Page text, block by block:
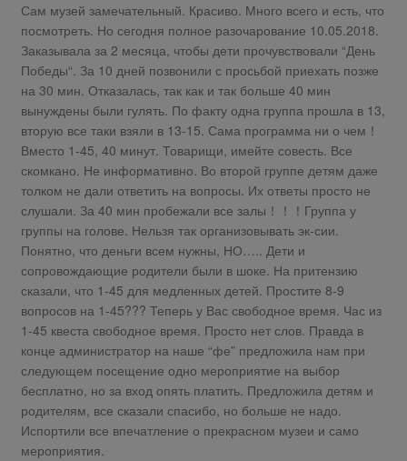
Сам музей замечательный. Красиво. Много всего и есть, что
посмотреть. Но сегодня полное разочарование 10.05.2018.
Заказывала за 2 месяца, чтобы дети прочувствовали “День
Победы“. За 10 дней позвонили с просьбой приехать позже
на 30 мин. Отказалась, так как и так больше 40 мин
вынуждены были гулять. По факту одна группа прошла в 13,
вторую все таки взяли в 13-15. Сама программа ни о чем！
Вместо 1-45, 40 минут. Товарищи, имейте совесть. Все
скомкано. Не информативно. Во второй группе детям даже
толком не дали ответить на вопросы. Их ответы просто не
слушали. За 40 мин пробежали все залы！！！Группа у
группы на голове. Нельзя так организовывать эк-сии.
Понятно, что деньги всем нужны, НО….. Дети и
сопровождающие родители были в шоке. На притензию
сказали, что 1-45 для медленных детей. Простите 8-9
вопросов на 1-45??? Теперь у Вас свободное время. Час из
1-45 квеста свободное время. Просто нет слов. Правда в
конце администратор на наше “фе” предложила нам при
следующем посещение одно мероприятие на выбор
бесплатно, но за вход опять платить. Предложила детям и
родителям, все сказали спасибо, но больше не надо.
Испортили все впечатление о прекрасном музеи и само
мероприятия.